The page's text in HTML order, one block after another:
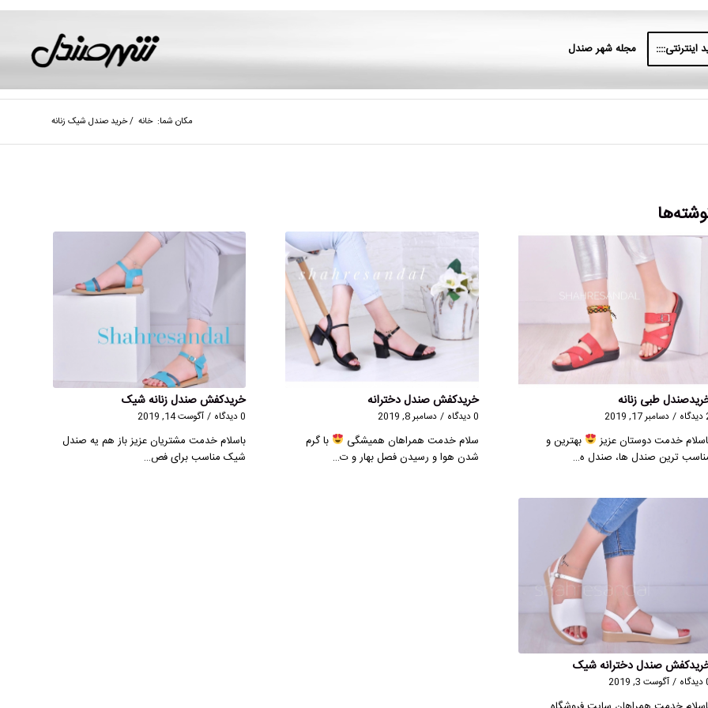
اینترنتی:::: مجله شهر صندل
مکان شما: خانه /خرید صندل شیک زنانه
طبی زنانه
/ دسامبر 17, 2019
خدمت دوستان عزیز
بهترین و
ترین صندل ها، صندل ه…
خریدکفش صندل دخترانه
0 دیدگاه / دسامبر 8, 2019
سلام خدمت همراهان همیشگی
با گرم
شدن هوا و رسیدن فصل بهار و ت…
خریدکفش صندل زنانه شیک
0 دیدگاه / آگوست 14, 2019
باسلام خدمت مشتریان عزیز باز هم یه صندل
شیک مناسب برای فص…
صندل دخترانه شیک
/ آگوست 3, 2019